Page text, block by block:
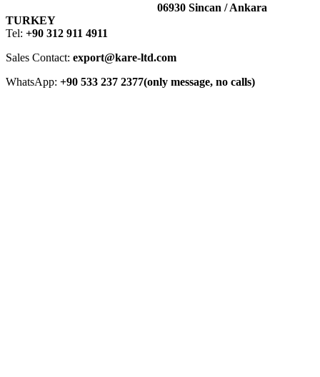
06930 Sincan / Ankara
TURKEY
Tel: +90 312 911 4911
Sales Contact: export@kare-ltd.com
WhatsApp: +90 533 237 2377(only message, no calls)